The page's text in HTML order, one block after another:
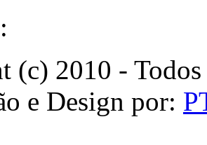
(c) 2010 -
e Design por: